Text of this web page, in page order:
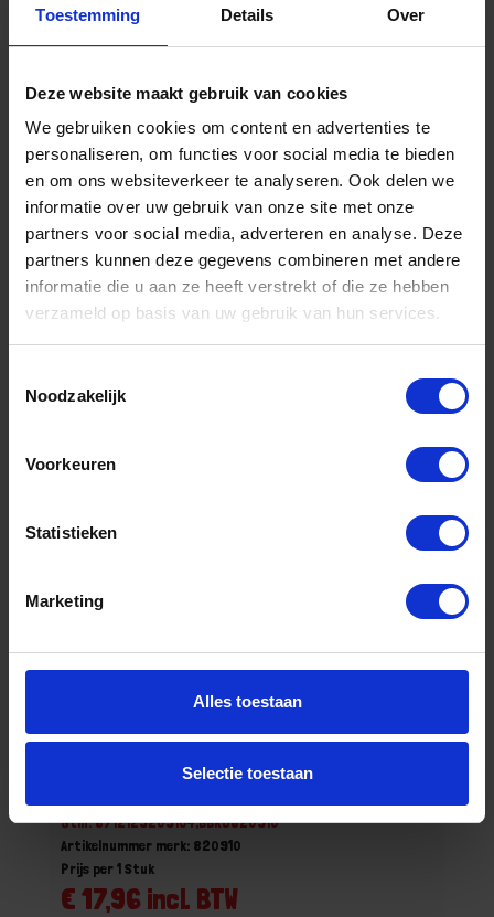
Toestemming Details Over
Deze website maakt gebruik van cookies
We gebruiken cookies om content en advertenties te
personaliseren, om functies voor social media te bieden
en om ons websiteverkeer te analyseren. Ook delen we
informatie over uw gebruik van onze site met onze
partners voor social media, adverteren en analyse. Deze
partners kunnen deze gegevens combineren met andere
informatie die u aan ze heeft verstrekt of die ze hebben
verzameld op basis van uw gebruik van hun services.
Noodzakelijk
Voorkeuren
Statistieken
Marketing
Alles toestaan
Selectie toestaan
FREUND Klapspade 69892 uitgeklapt 59CM
Niet op voorraad, levertijd 1 tot meerdere werkdagen
Gtin: 4002408698922,BBKO1506360
Artikelnummer merk: 1506360
€ 39,55 incl. BTW
Prijs per 1 Stuk
Hobbyspade grijs met T-steel 90CM
Gtin: 8712129209104,BBKO820910
Artikelnummer merk: 820910
€ 17,96 incl. BTW
Prijs per 1 Stuk